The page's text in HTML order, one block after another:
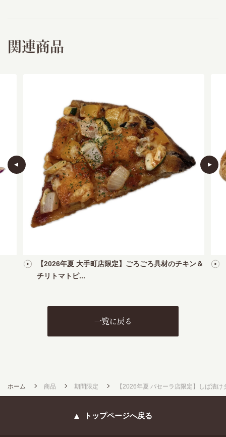
関連商品
【2026年夏 大手町店限定】ごろごろ具材のチキン＆
チリトマトピ...
一覧に戻る
ホーム 商品 期間限定 【2026年夏 パセーラ店限定】しば漬
トップページへ戻る